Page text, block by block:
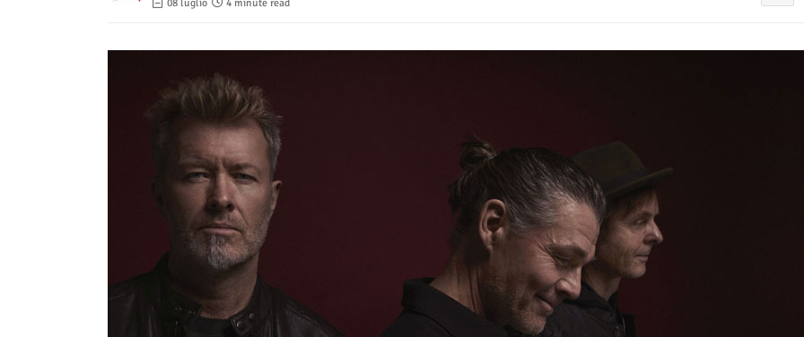
08 luglio
4 minute read